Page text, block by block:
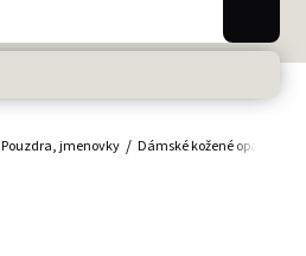
Pouzdra, jmenovky Dámské kožené opasky